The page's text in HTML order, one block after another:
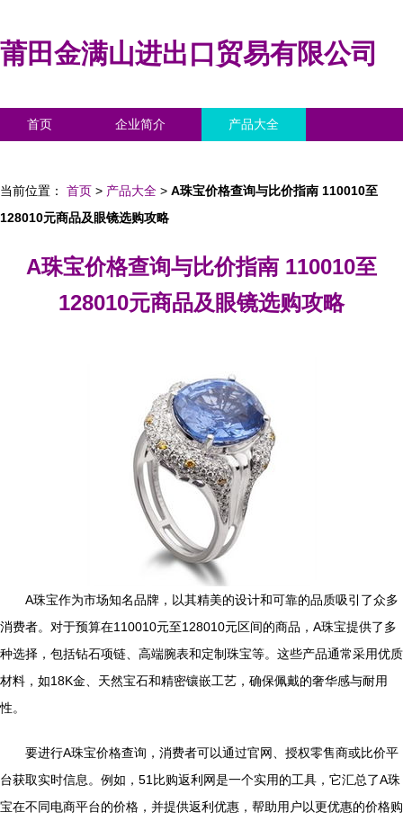
莆田金满山进出口贸易有限公司
首页 企业简介 产品大全
当前位置： 首页 > 产品大全 > A珠宝价格查询与比价指南 110010至
128010元商品及眼镜选购攻略
A珠宝价格查询与比价指南 110010至
128010元商品及眼镜选购攻略
A珠宝作为市场知名品牌，以其精美的设计和可靠的品质吸引了众多
消费者。对于预算在110010元至128010元区间的商品，A珠宝提供了多
种选择，包括钻石项链、高端腕表和定制珠宝等。这些产品通常采用优质
材料，如18K金、天然宝石和精密镶嵌工艺，确保佩戴的奢华感与耐用
性。
要进行A珠宝价格查询，消费者可以通过官网、授权零售商或比价平
台获取实时信息。例如，51比购返利网是一个实用的工具，它汇总了A珠
宝在不同电商平台的价格，并提供返利优惠，帮助用户以更优惠的价格购